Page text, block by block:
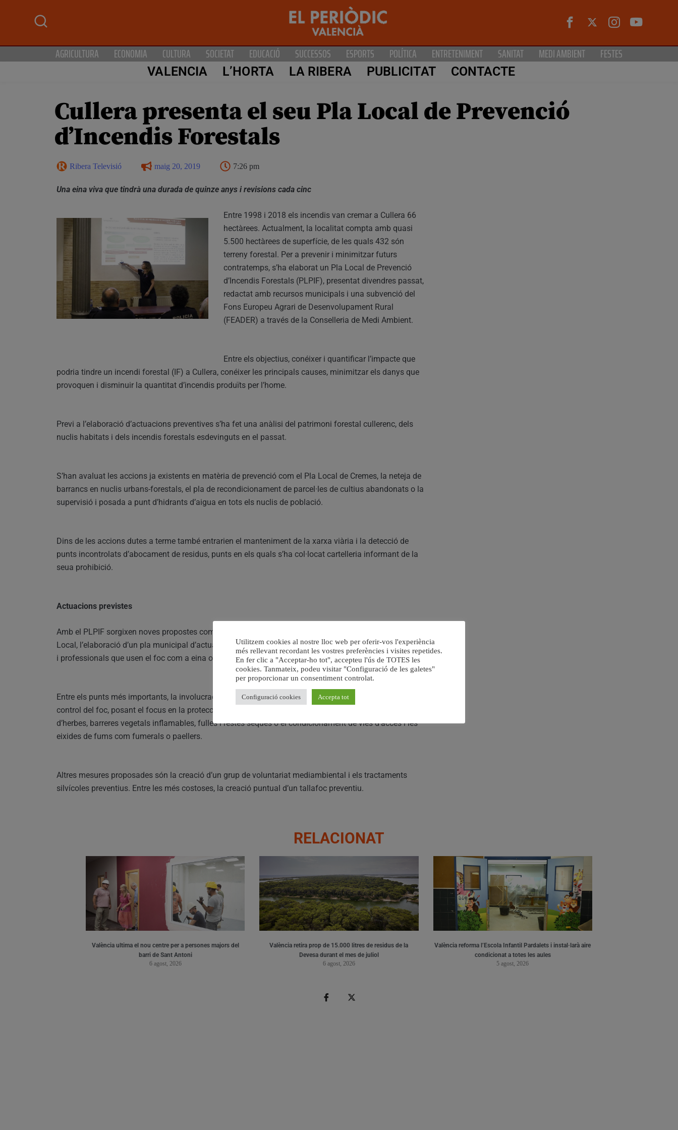
AGRICULTURA ECONOMIA CULTURA SOCIETAT EDUCACIÓ SUCCESSOS ESPORTS POLÍTICA ENTRETENIMENT SANITAT MEDI AMBIENT FESTES
VALENCIA L’HORTA LA RIBERA PUBLICITAT CONTACTE
Cullera presenta el seu Pla Local de Prevenció
d’Incendis Forestals
Ribera Televisió maig 20, 2019 7:26 pm
Una eina viva que tindrà una durada de quinze anys i revisions cada cinc
Entre 1998 i 2018 els incendis van cremar a Cullera 66
hectàrees. Actualment, la localitat compta amb quasi
5.500 hectàrees de superfície, de les quals 432 són
terreny forestal. Per a prevenir i minimitzar futurs
contratemps, s’ha elaborat un Pla Local de Prevenció
d’Incendis Forestals (PLPIF), presentat divendres passat,
redactat amb recursos municipals i una subvenció del
Fons Europeu Agrari de Desenvolupament Rural
(FEADER) a través de la Conselleria de Medi Ambient.
Entre els objectius, conéixer i quantificar l’impacte que
podria tindre un incendi forestal (IF) a Cullera, conéixer les principals causes, minimitzar els danys que
provoquen i disminuir la quantitat d’incendis produïts per l’home.
Previ a l’elaboració d’actuacions preventives s’ha fet una anàlisi del patrimoni forestal cullerenc, dels
nuclis habitats i dels incendis forestals esdevinguts en el passat.
S’han avaluat les accions ja existents en matèria de prevenció com el Pla Local de Cremes, la neteja de
barrancs en nuclis urbans-forestals, el pla de recondicionament de parcel·les de cultius abandonats o la
supervisió i posada a punt d’hidrants d’aigua en tots els nuclis de població.
Dins de les accions dutes a terme també entrarien el manteniment de la xarxa viària i la detecció de
punts incontrolats d’abocament de residus, punts en els quals s’ha col·locat cartelleria informant de la
seua prohibició.
Actuacions previstes
Amb el PLPIF sorgixen noves propostes com la creació de nous itineraris de vigilància per a la Policia
Local, l’elaboració d’un pla municipal d’actuació durant els incendis, les jornades informatives per a veïns
i professionals que usen el foc com a eina o la senyalització en zones susceptibles de patir un incendi.
Entre els punts més importants, la involucració dels veïns en les tasques de prevenció i d’ajuda en el
control del foc, posant el focus en la protecció de la zona de l’habitatge amb accions com la neteja
d’herbes, barreres vegetals inflamables, fulles i restes seques o el condicionament de vies d’accés i les
eixides de fums com fumerals o paellers.
Altres mesures proposades són la creació d’un grup de voluntariat mediambiental i els tractaments
silvícoles preventius. Entre les més costoses, la creació puntual d’un tallafoc preventiu.
RELACIONAT
València ultima el nou centre per a persones majors del
barri de Sant Antoni
6 agost, 2026
València retira prop de 15.000 litres de residus de la
Devesa durant el mes de juliol
6 agost, 2026
València reforma l’Escola Infantil Pardalets i instal·larà aire
condicionat a totes les aules
5 agost, 2026
Utilitzem cookies al nostre lloc web per oferir-vos l'experiència
més rellevant recordant les vostres preferències i visites repetides.
En fer clic a "Acceptar-ho tot", accepteu l'ús de TOTES les
cookies. Tanmateix, podeu visitar "Configuració de les galetes"
per proporcionar un consentiment controlat.
Configuració cookies Accepta tot